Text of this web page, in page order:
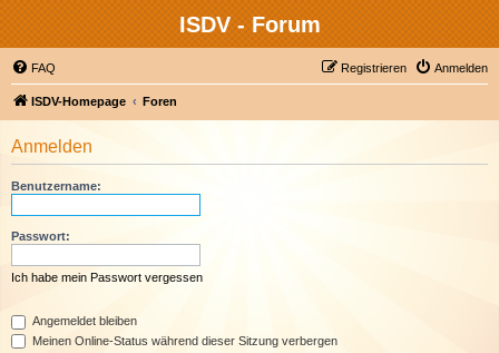
ISDV - Forum
FAQ Anmelden
Registrieren
ISDV-Homepage Foren
Anmelden
Benutzername:
Passwort:
Ich habe mein Passwort vergessen
Angemeldet bleiben
Meinen Online-Status während dieser Sitzung verbergen